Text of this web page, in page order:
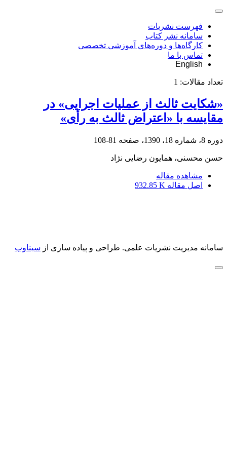
فهرست نشریات
سامانه نشر کتاب
کارگاه‌ها و دوره‌های آموزشی تخصصی
تماس با ما
English
تعداد مقالات: 1
«شکایت ثالث از عملیات اجرایی» در
مقایسه با «اعتراض ثالث به رأی»
دوره 8، شماره 18، 1390، صفحه 81-108
حسن محسنی، همایون رضایی نژاد
مشاهده مقاله
اصل مقاله 932.85 K
سامانه مدیریت نشریات علمی. طراحی و پیاده سازی از سیناوب